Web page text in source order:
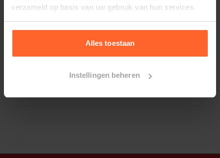
verzameld op basis van uw gebruik van hun services.
Alles toestaan
Instellingen beheren
8 weken
10 weken
12 weken
Bestelherinnering instellen